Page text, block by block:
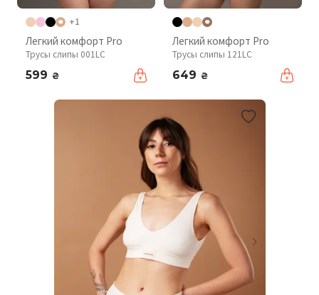
+1
Легкий комфорт Pro
Трусы слипы 001LC
599 ₴
Легкий комфорт Pro
Трусы слипы 121LC
649 ₴